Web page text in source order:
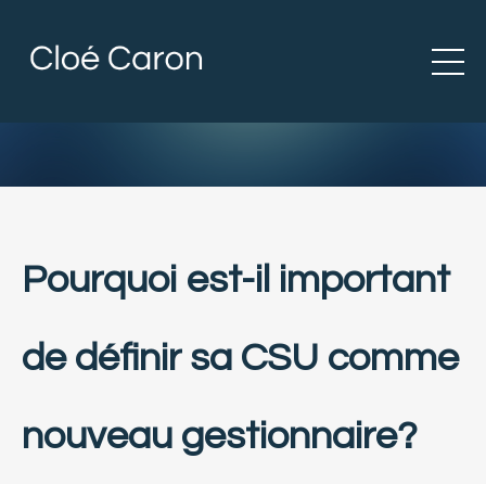
Pourquoi est-il important
de définir sa CSU comme
nouveau gestionnaire?